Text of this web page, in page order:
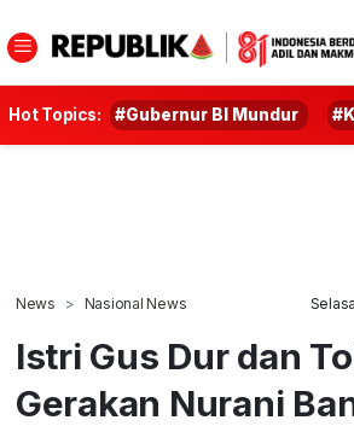
Hot Topics: #Gubernur BI Mundur
News Nasional News
Istri Gus Dur dan
Gerakan Nurani